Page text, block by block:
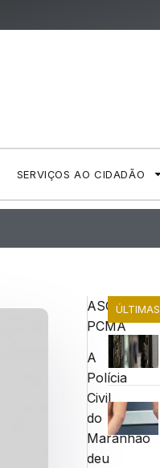
SERVIÇOS AO CIDADÃO
ASCOM
PCMA
A
Polícia
Civil
do
Maranhão
deu